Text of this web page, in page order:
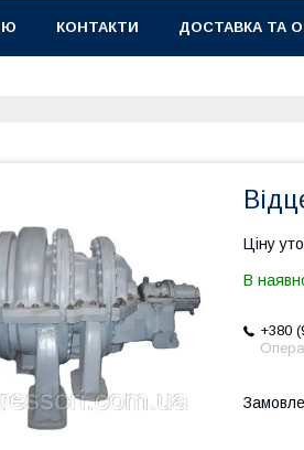
КОНТАКТИ ДОСТАВКА ТА
Ціну
В
+380